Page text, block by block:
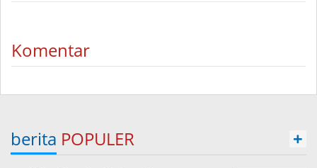
Komentar
berita POPULER +